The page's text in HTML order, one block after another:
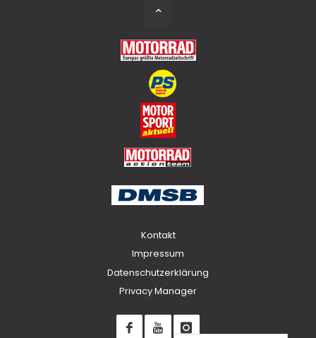
Kontakt
Impressum
Datenschutzerklärung
Privacy Manager
Back